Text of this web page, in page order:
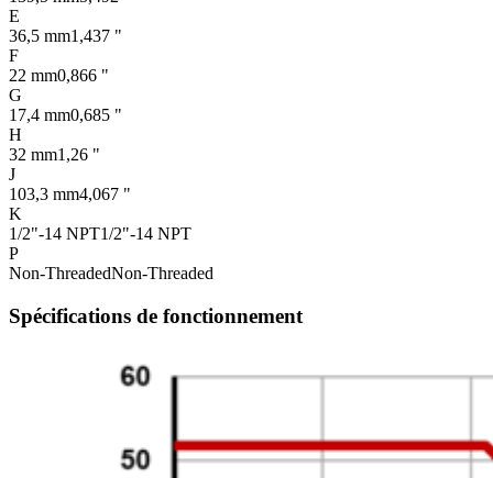
E
36,5 mm1,437 "
F
22 mm0,866 "
G
17,4 mm0,685 "
H
32 mm1,26 "
J
103,3 mm4,067 "
K
1/2"-14 NPT1/2"-14 NPT
P
Non-ThreadedNon-Threaded
Spécifications de fonctionnement